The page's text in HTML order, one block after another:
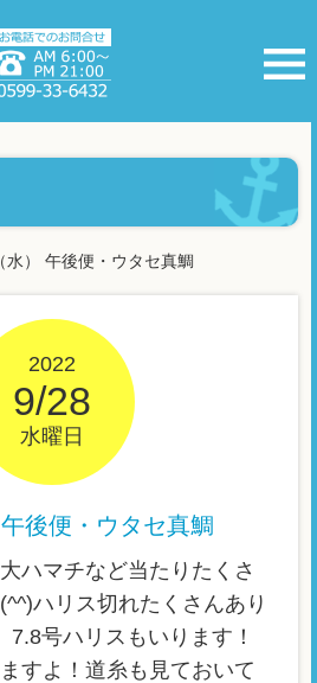
水） 午後便・ウタセ真鯛
2022
9/28
水曜日
後便・ウタセ真鯛
ハマチなど当たりたくさ
ハリス切れたくさんあり
7.8号ハリスもいります！
すよ！道糸も見ておいて